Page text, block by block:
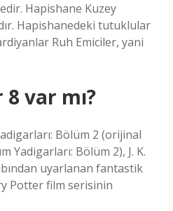
Hapishane Kuzey
Hapishanedeki tutuklular
Ruh Emiciler, yani
var mı?
Bölüm 2 (orijinal
Yadigarları: Bölüm 2), J. K.
uyarlanan fantastik
Potter film serisinin